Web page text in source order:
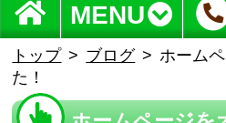
MENU
トップ ブログ
ホーム
た！